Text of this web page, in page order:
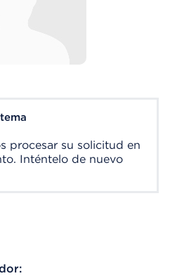
procesar su solicitud en
Inténtelo de nuevo